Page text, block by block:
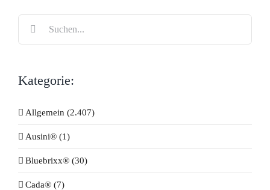
Suche
Kategorie:
Allgemein (2.407)
Ausini® (1)
Bluebrixx® (30)
Cada® (7)